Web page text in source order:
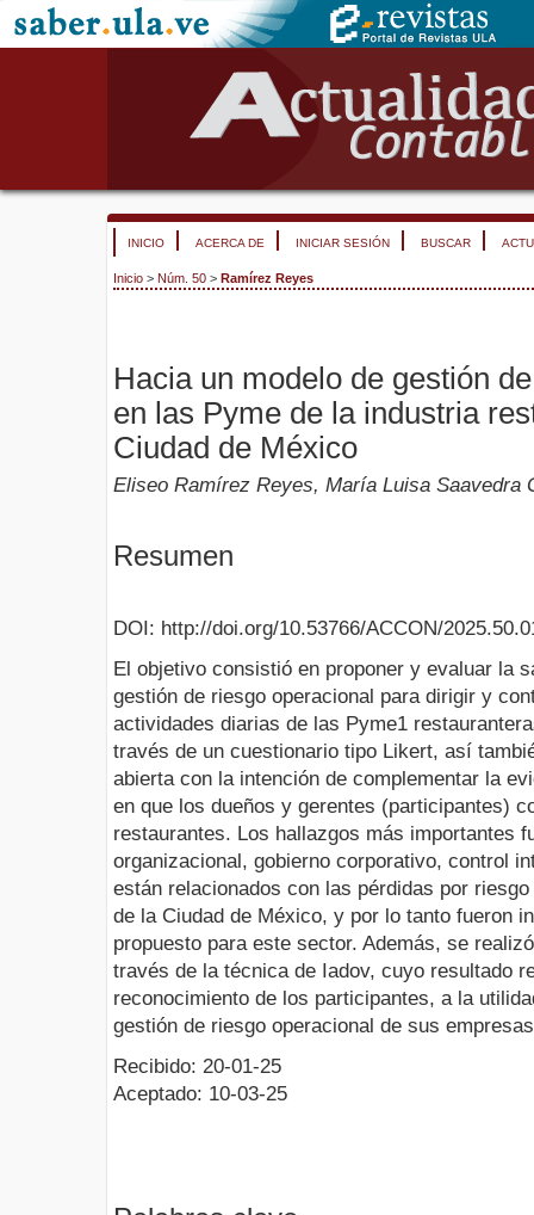
INICIO ACERCA DE INICIAR SESIÓN BUSCAR
Inicio > Núm. 50 > Ramírez Reyes
Hacia un modelo de gestión
en las Pyme de la industria
Ciudad de México
Eliseo Ramírez Reyes, María Luisa Saavedra
Resumen
DOI: http://doi.org/10.53766/ACCON/
El objetivo consistió en proponer y evaluar la
gestión de riesgo operacional para dirigir y
actividades diarias de las Pyme1
través de un cuestionario tipo Likert, así
abierta con la intención de complementar la
en que los dueños y gerentes (participantes)
restaurantes. Los hallazgos más importantes
organizacional, gobierno corporativo, control
están relacionados con las pérdidas por
de la Ciudad de México, y por lo tanto fueron
propuesto para este sector. Además, se
través de la técnica de Iadov, cuyo resultado
reconocimiento de los participantes, a la
gestión de riesgo operacional de sus empresas
Recibido: 20-01-25
Aceptado: 10-03-25